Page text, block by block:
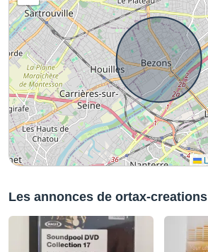
Les annonces de ortax-creations